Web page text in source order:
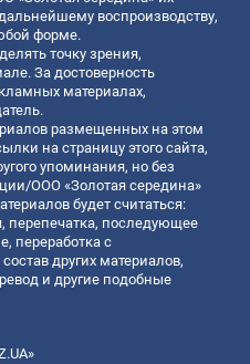
воспроизводству,
форме.
точку зрения,
За достоверность
материалах,
размещенных на этом
на страницу этого сайта,
упоминания, но без
ООО «Золотая середина»
будет считаться:
перепечатка, последующее
переработка с
других материалов,
и другие подобные